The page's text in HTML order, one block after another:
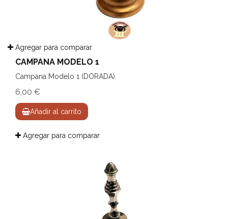
Agregar para comparar
CAMPANA MODELO 1
Campana Modelo 1 (DORADA).
6,00 €
Añadir al carrito
Agregar para comparar